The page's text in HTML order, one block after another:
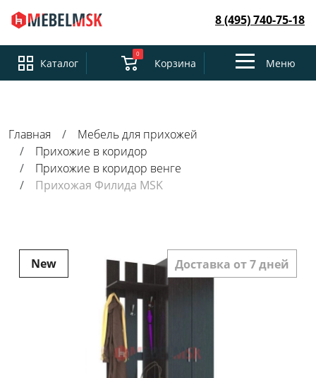
8 (495) 740-75-18
Каталог
0
Корзина
ToggleМеню
Главная
Мебель для прихожей
Прихожие в коридор
Прихожие в коридор венге
Прихожая Филида MSK
New Доставка от 7 дней